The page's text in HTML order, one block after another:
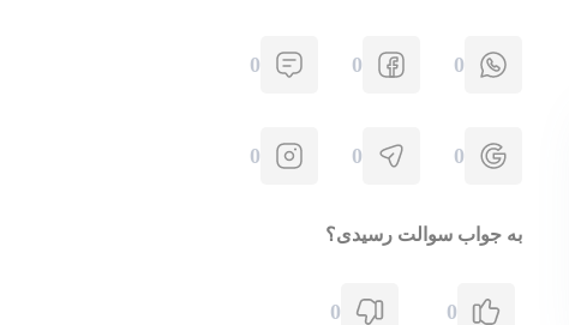
0
0
0
0
0
0
به جواب سوالت رسیدی؟
0
0